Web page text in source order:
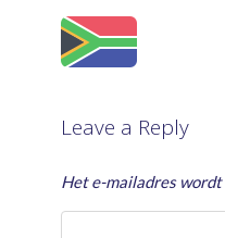
Leave a Reply
Het e-mailadres